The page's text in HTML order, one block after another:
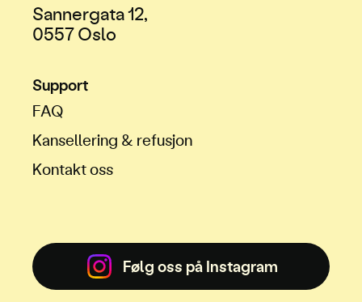
Sannergata 12,
0557 Oslo
Support
FAQ
Kansellering & refusjon
Kontakt oss
Følg oss på Instagram